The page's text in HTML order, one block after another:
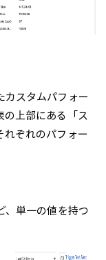
カスタムパフォー
の上部にある「ス
ぞれのパフォー
、単一の値を持つ